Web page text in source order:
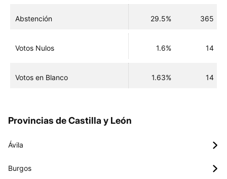
Abstención 29.5% 365
Votos Nulos 1.6% 14
Votos en Blanco 1.63% 14
Provincias de Castilla y León
Ávila
Burgos